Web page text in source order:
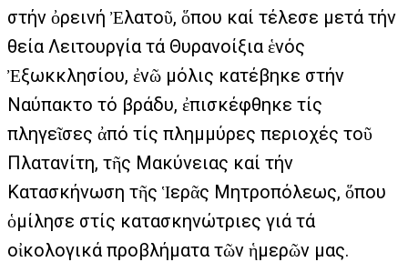
στήν ὀρεινή Ἐλατοῦ, ὅπου καί τέλεσε μετά τήν
θεία Λειτουργία τά Θυρανοίξια ἑνός
Ἐξωκκλησίου, ἐνῶ μόλις κατέβηκε στήν
Ναύπακτο τό βράδυ, ἐπισκέφθηκε τίς
πληγεῖσες ἀπό τίς πλημμύρες περιοχές τοῦ
Πλατανίτη, τῆς Μακύνειας καί τήν
Κατασκήνωση τῆς Ἱερᾶς Μητροπόλεως, ὅπου
ὁμίλησε στίς κατασκηνώτριες γιά τά
οἰκολογικά προβλήματα τῶν ἡμερῶν μας.